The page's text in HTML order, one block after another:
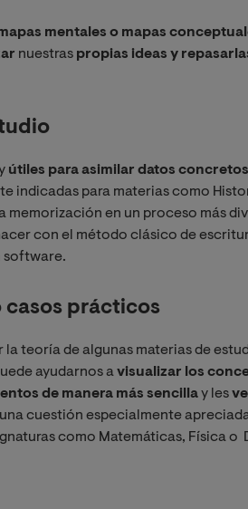
mentales o mapas
nuestras propias ideas y
útiles para asimilar datos concretos
indicadas para materias como
memorización en un proceso más
con el método clásico de
software.
casos prácticos
la teoría de algunas materias de
ayudarnos avisualizar los
de manera más sencillay les
cuestión especialmente
como Matemáticas, Física o